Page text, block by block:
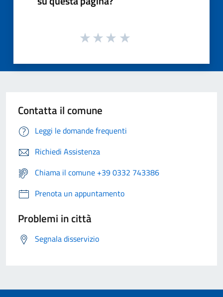
Contatta il comune
Leggi le domande frequenti
Richiedi Assistenza
Chiama il comune +39 0332 743386
Prenota un appuntamento
Problemi in città
Segnala disservizio